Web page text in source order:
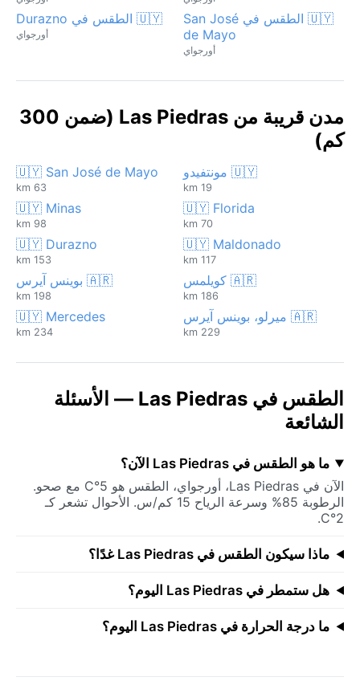
🇺🇾 الطقس في San José
de Mayo
أورجواي
🇺🇾 الطقس في Durazno
أورجواي
مدن قريبة من Las Piedras (ضمن 300
كم)
🇺🇾 مونتفيدو
19 km
🇺🇾 San José de Mayo
63 km
🇺🇾 Florida
70 km
🇺🇾 Minas
98 km
🇺🇾 Maldonado
117 km
🇺🇾 Durazno
153 km
🇦🇷 كويلمس
186 km
🇦🇷 بوينس آيرس
198 km
🇦🇷 ميرلو، بوينس آيرس
229 km
🇺🇾 Mercedes
234 km
الطقس في Las Piedras — الأسئلة
الشائعة
ما هو الطقس في Las Piedras الآن؟
الآن في Las Piedras، أورجواي، الطقس هو 5°C مع صحو.
الرطوبة 85% وسرعة الرياح 15 كم/س. الأحوال تشعر كـ
2°C.
ماذا سيكون الطقس في Las Piedras غدًا؟
هل ستمطر في Las Piedras اليوم؟
ما درجة الحرارة في Las Piedras اليوم؟